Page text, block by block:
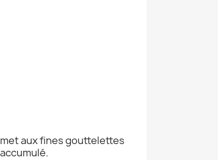
aux fines gouttelettes